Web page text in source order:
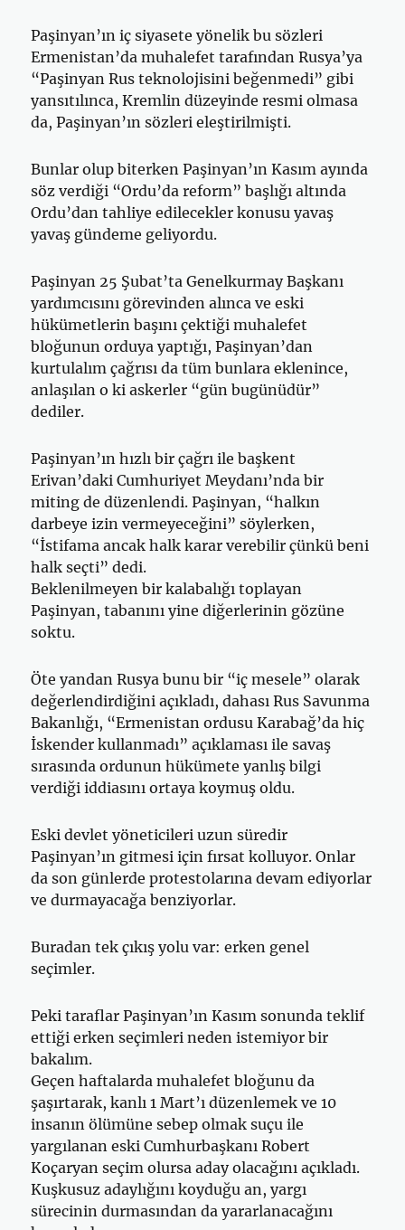
Paşinyan’ın iç siyasete yönelik bu sözleri
Ermenistan’da muhalefet tarafından Rusya’ya
“Paşinyan Rus teknolojisini beğenmedi” gibi
yansıtılınca, Kremlin düzeyinde resmi olmasa
da, Paşinyan’ın sözleri eleştirilmişti.
Bunlar olup biterken Paşinyan’ın Kasım ayında
söz verdiği “Ordu’da reform” başlığı altında
Ordu’dan tahliye edilecekler konusu yavaş
yavaş gündeme geliyordu.
Paşinyan 25 Şubat’ta Genelkurmay Başkanı
yardımcısını görevinden alınca ve eski
hükümetlerin başını çektiği muhalefet
bloğunun orduya yaptığı, Paşinyan’dan
kurtulalım çağrısı da tüm bunlara eklenince,
anlaşılan o ki askerler “gün bugünüdür”
dediler.
Paşinyan’ın hızlı bir çağrı ile başkent
Erivan’daki Cumhuriyet Meydanı’nda bir
miting de düzenlendi. Paşinyan, “halkın
darbeye izin vermeyeceğini” söylerken,
“İstifama ancak halk karar verebilir çünkü beni
halk seçti” dedi.
Beklenilmeyen bir kalabalığı toplayan
Paşinyan, tabanını yine diğerlerinin gözüne
soktu.
Öte yandan Rusya bunu bir “iç mesele” olarak
değerlendirdiğini açıkladı, dahası Rus Savunma
Bakanlığı, “Ermenistan ordusu Karabağ’da hiç
İskender kullanmadı” açıklaması ile savaş
sırasında ordunun hükümete yanlış bilgi
verdiği iddiasını ortaya koymuş oldu.
Eski devlet yöneticileri uzun süredir
Paşinyan’ın gitmesi için fırsat kolluyor. Onlar
da son günlerde protestolarına devam ediyorlar
ve durmayacağa benziyorlar.
Buradan tek çıkış yolu var: erken genel
seçimler.
Peki taraflar Paşinyan’ın Kasım sonunda teklif
ettiği erken seçimleri neden istemiyor bir
bakalım.
Geçen haftalarda muhalefet bloğunu da
şaşırtarak, kanlı 1 Mart’ı düzenlemek ve 10
insanın ölümüne sebep olmak suçu ile
yargılanan eski Cumhurbaşkanı Robert
Koçaryan seçim olursa aday olacağını açıkladı.
Kuşkusuz adaylığını koyduğu an, yargı
sürecinin durmasından da yararlanacağını